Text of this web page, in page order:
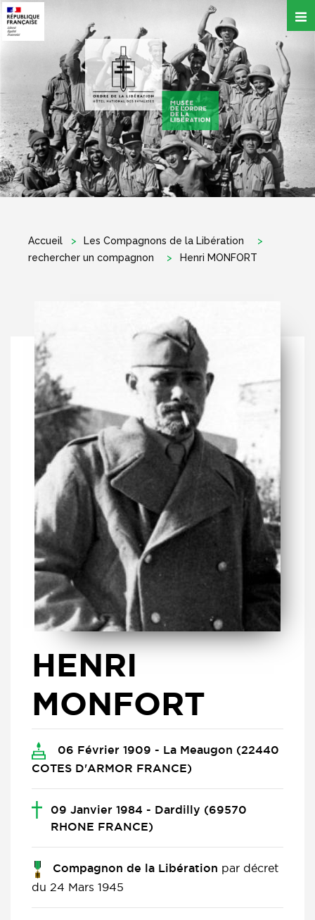
contenu
principal
Accueil
Les Compagnons de la Libération
rechercher un compagnon
Henri MONFORT
HENRI
MONFORT
06 Février 1909 - La Meaugon (22440
COTES D'ARMOR FRANCE)
09 Janvier 1984 - Dardilly (69570
RHONE FRANCE)
Compagnon de la Libération par décret
du 24 Mars 1945